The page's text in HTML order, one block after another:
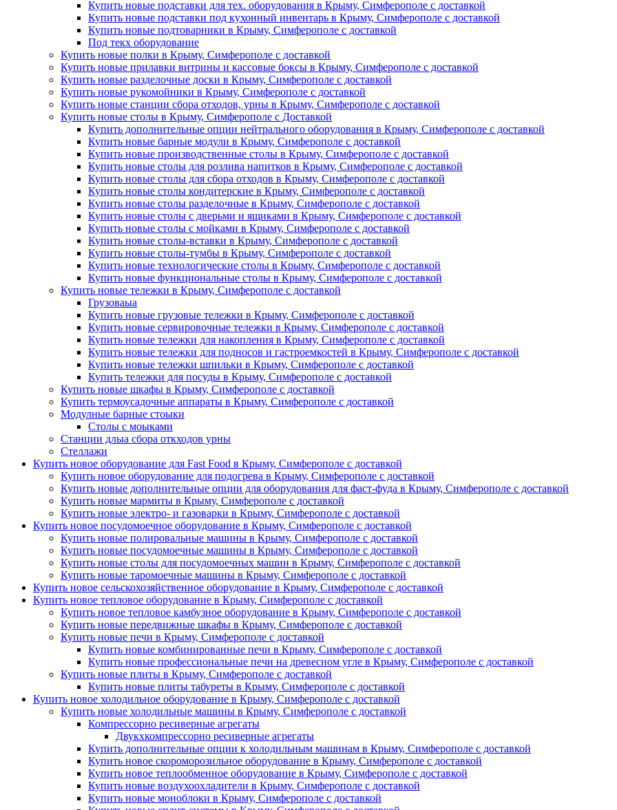
Купить новые подставки для тех. оборудования в Крыму, Симферополе с доставкой
Купить новые подставки под кухонный инвентарь в Крыму, Симферополе с доставкой
Купить новые подтоварники в Крыму, Симферополе с доставкой
Под текх оборудование
Купить новые полки в Крыму, Симферополе с доставкой
Купить новые прилавки витрины и кассовые боксы в Крыму, Симферополе с доставкой
Купить новые разделочные доски в Крыму, Симферополе с доставкой
Купить новые рукомойники в Крыму, Симферополе с доставкой
Купить новые станции сбора отходов, урны в Крыму, Симферополе с доставкой
Купить новые столы в Крыму, Симферополе с Доставкой
Купить дополнительные опции нейтрального оборудования в Крыму, Симферополе с доставкой
Купить новые барные модули в Крыму, Симферополе с доставкой
Купить новые производственные столы в Крыму, Симферополе с доставкой
Купить новые столы для розлива напитков в Крыму, Симферополе с доставкой
Купить новые столы для сбора отходов в Крыму, Симферополе с доставкой
Купить новые столы кондитерские в Крыму, Симферополе с доставкой
Купить новые столы разделочные в Крыму, Симферополе с доставкой
Купить новые столы с дверьми и ящиками в Крыму, Симферополе с доставкой
Купить новые столы с мойками в Крыму, Симферополе с доставкой
Купить новые столы-вставки в Крыму, Симферополе с доставкой
Купить новые столы-тумбы в Крыму, Симферополе с доставкой
Купить новые технологические столы в Крыму, Симферополе с доставкой
Купить новые функциональные столы в Крыму, Симферополе с доставкой
Купить новые тележки в Крыму, Симферополе с доставкой
Грузоваыа
Купить новые грузовые тележки в Крыму, Симферополе с доставкой
Купить новые сервировочные тележки в Крыму, Симферополе с доставкой
Купить новые тележки для накопления в Крыму, Симферополе с доставкой
Купить новые тележки для подносов и гастроемкостей в Крыму, Симферополе с доставкой
Купить новые тележки шпильки в Крыму, Симферополе с доставкой
Купить тележки для посуды в Крыму, Симферополе с доставкой
Купить новые шкафы в Крыму, Симферополе с доставкой
Купить термоусадочные аппараты в Крыму, Симферополе с доставкой
Модулные барные стоыки
Столы с моыками
Станции длыа сбора откходов урны
Стеллажи
Купить новое оборудование для Fast Food в Крыму, Симферополе с доставкой
Купить новое оборудование для подогрева в Крыму, Симферополе с доставкой
Купить новые дополнительные опции для оборудования для фаст-фуда в Крыму, Симферополе с доставкой
Купить новые мармиты в Крыму, Симферополе с доставкой
Купить новые электро- и газоварки в Крыму, Симферополе с доставкой
Купить новое посудомоечное оборудование в Крыму, Симферополе с доставкой
Купить новые полировальные машины в Крыму, Симферополе с доставкой
Купить новые посудомоечные машины в Крыму, Симферополе с доставкой
Купить новые столы для посудомоечных машин в Крыму, Симферополе с доставкой
Купить новые таромоечные машины в Крыму, Симферополе с доставкой
Купить новое сельскохозяйственное оборудование в Крыму, Симферополе с доставкой
Купить новое тепловое оборудование в Крыму, Симферополе с доставкой
Купить новое тепловое камбузное оборудование в Крыму, Симферополе с доставкой
Купить новые передвижные шкафы в Крыму, Симферополе с доставкой
Купить новые печи в Крыму, Симферополе с доставкой
Купить новые комбинированные печи в Крыму, Симферополе с доставкой
Купить новые профессиональные печи на древесном угле в Крыму, Симферополе с доставкой
Купить новые плиты в Крыму, Симферополе с доставкой
Купить новые плиты табуреты в Крыму, Симферополе с доставкой
Купить новое холодильное оборудование в Крыму, Симферополе с доставкой
Купить новые холодильные машины в Крыму, Симферополе с доставкой
Компрессорно ресиверные агрегаты
Двукхкомпрессорно ресиверные агрегаты
Купить дополнительные опции к холодильным машинам в Крыму, Симферополе с доставкой
Купить новое скороморозильное оборудование в Крыму, Симферополе с доставкой
Купить новое теплообменное оборудование в Крыму, Симферополе с доставкой
Купить новые воздухоохладители в Крыму, Симферополе с доставкой
Купить новые моноблоки в Крыму, Симферополе с доставкой